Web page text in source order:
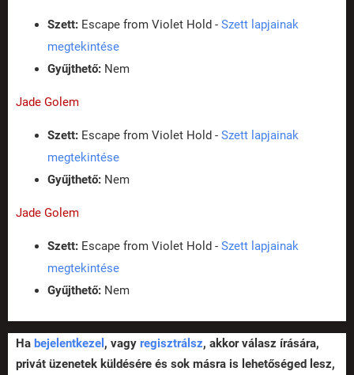
Szett: Escape from Violet Hold - Szett lapjainak
megtekintése
Gyűjthető: Nem
Jade Golem
Szett: Escape from Violet Hold - Szett lapjainak
megtekintése
Gyűjthető: Nem
Jade Golem
Szett: Escape from Violet Hold - Szett lapjainak
megtekintése
Gyűjthető: Nem
Ha bejelentkezel , vagy regisztrálsz, akkor válasz írására,
privát üzenetek küldésére és sok másra is lehetőséged lesz,